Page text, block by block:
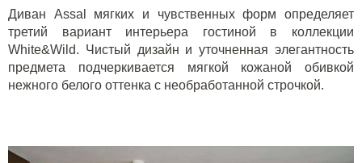
Диван Assal мягких и чувственных форм определяет
третий вариант интерьера гостиной в коллекции
White&Wild. Чистый дизайн и уточненная элегантность
предмета подчеркивается мягкой кожаной обивкой
нежного белого оттенка с необработанной строчкой.